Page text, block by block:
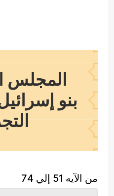
المجلس
بنو
من الآيه 51 إلي 74